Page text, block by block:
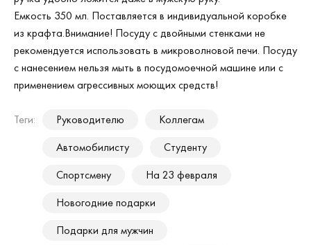
Емкость 350 мл. Поставляется в индивидуальной коробке
из крафта.Внимание! Посуду с двойными стенками не
рекомендуется использовать в микроволновой печи. Посуду
с нанесением нельзя мыть в посудомоечной машине или с
применением агрессивных моющих средств!
Теги: Руководителю
Коллегам
Автомобилисту
Студенту
Спортсмену
На 23 февраля
Новогодние подарки
Подарки для мужчин